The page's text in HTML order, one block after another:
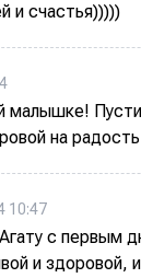
и счастья)))))
малышке!
на
10:47
с первым
и здоровой,